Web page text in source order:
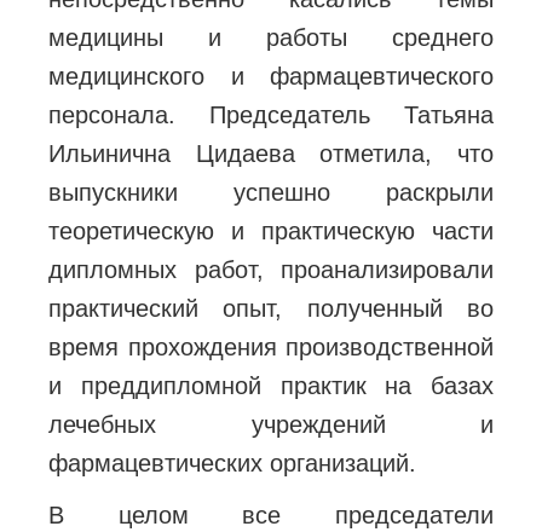
медицины и работы среднего
медицинского и фармацевтического
персонала. Председатель Татьяна
Ильинична Цидаева отметила, что
выпускники успешно раскрыли
теоретическую и практическую части
дипломных работ, проанализировали
практический опыт, полученный во
время прохождения производственной
и преддипломной практик на базах
лечебных учреждений и
фармацевтических организаций.
В целом все председатели